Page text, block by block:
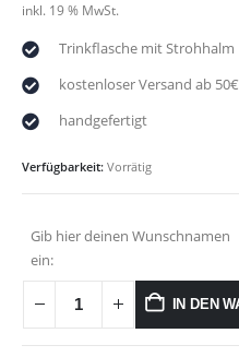
inkl. 19 % MwSt.
Trinkflasche mit Strohhalm
kostenloser Versand ab
handgefertigt
Verfügbarkeit: Vorrätig
Gib hier deinen Wunschnamen
ein:
IN DEN